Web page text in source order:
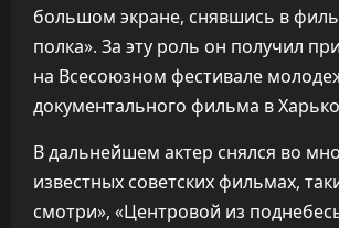
большом экране, снявшись в
полка». За эту роль он получил
на Всесоюзном фестивале
документального фильма в
В дальнейшем актер снялся во
известных советских фильмах,
смотри», «Центровой из